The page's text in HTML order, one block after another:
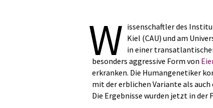
W issenschaftler des
Kiel (CAU) und am
in einer
besonders aggressive Form von
erkranken. Die Humangenetiker
mit der erblichen Variante als
Die Ergebnisse wurden jetzt in